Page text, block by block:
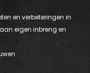
en verbeteringen in
eigen inbreng en